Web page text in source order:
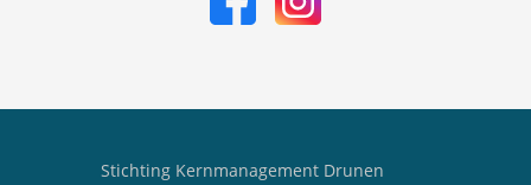
Stichting Kernmanagement Drunen